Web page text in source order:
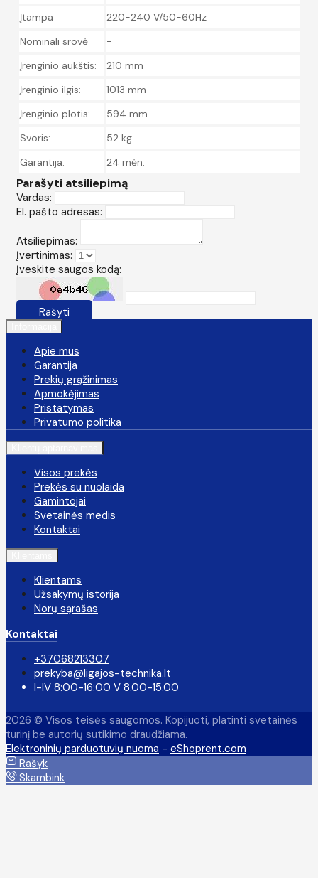
Įtampa
220-240 V/50-60Hz
Nominali srovė
-
Įrenginio aukštis:
210 mm
Įrenginio ilgis:
1013 mm
Įrenginio plotis:
594 mm
Svoris:
52 kg
Garantija:
24 mėn.
Parašyti atsiliepimą
Vardas:
El. pašto adresas:
Atsiliepimas:
Įvertinimas:
Įveskite saugos kodą:
Rašyti
Apie mus
Garantija
Prekių grąžinimas
Apmokėjimas
Pristatymas
Privatumo politika
Visos prekės
Prekės su nuolaida
Gamintojai
Svetainės medis
Kontaktai
Klientams
Užsakymų istorija
Norų sąrašas
Kontaktai
+37068213307
prekyba@ligajos-technika.lt
I-IV 8:00-16:00 V 8.00-15.00
2026 © Visos teisės saugomos. Kopijuoti, platinti svetainės
turinį be autorių sutikimo draudžiama.
Elektroninių parduotuvių nuoma - eShoprent.com
Rašyk
Skambink